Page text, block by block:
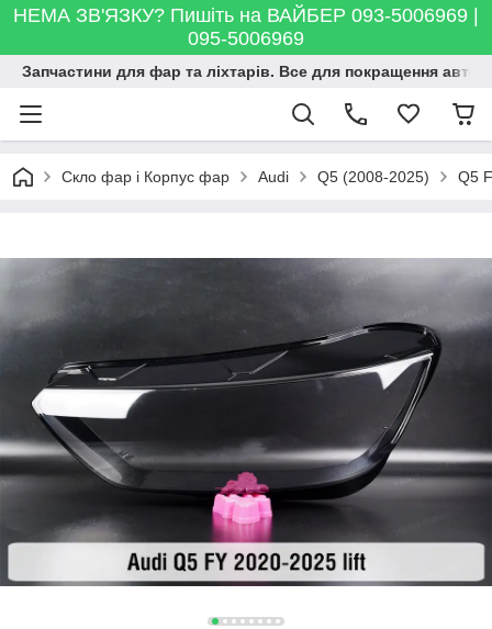
НЕМА ЗВ'ЯЗКУ? Пишіть на ВАЙБЕР 093-5006969 |
095-5006969
Запчастини для фар та ліхтарів. Все для покращення
Скло фар і Корпус фар Audi Q5 (2008-2025) Q5